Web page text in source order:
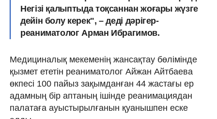
Негізі қалыптыда тоқсаннан жоғары жүзге
дейін болу керек", – деді дәрігер-
реаниматолог Арман Ибрагимов.
Медициналық мекеменің жансақтау бөлімінде
қызмет ететін реаниматолог Айжан Айтбаева
өкпесі 100 пайыз зақымданған 44 жастағы ер
адамның бір аптаның ішінде реанимациядан
палатаға ауыстырылғанын қуанышпен еске